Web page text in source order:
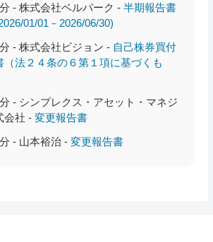
- 株式会社ベルパーク -半期報告書
01/01－2026/06/30)
- 株式会社ビジョン - 自己株券買付
（法２４条の６第１項に基づくも
- シンプレクス・アセット・マネジ
会社 -変更報告書
- 山本裕治 -変更報告書